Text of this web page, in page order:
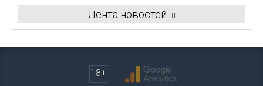
Лента новостей
18+